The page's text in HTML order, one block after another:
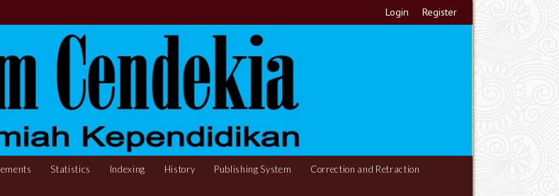
Login Register
Statistics Indexing History Publishing System Correction and Retraction